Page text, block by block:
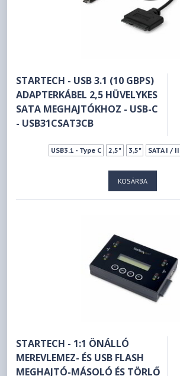
STARTECH - USB 3.1 (10 GBPS)
ADAPTERKÁBEL 2,5 HÜVELYKES
SATA MEGHAJTÓKHOZ - USB-C
- USB31CSAT3CB
USB3.1 - Type C 2,5" 3,5" SATA I /
KOSÁRBA
STARTECH - 1:1 ÖNÁLLÓ
MEREVLEMEZ- ÉS USB FLASH
MEGHAJTÓ-MÁSOLÓ ÉS TÖRLŐ